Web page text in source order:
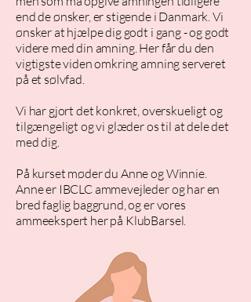
end de ønsker, er stigende i Danmark. Vi
ønsker at hjælpe dig godt i gang - og godt
videre med din amning. Her får du den
vigtigste viden omkring amning serveret
på et sølvfad.
Vi har gjort det konkret, overskueligt og
tilgængeligt og vi glæder os til at dele det
med dig.
På kurset møder du Anne og Winnie.
Anne er IBCLC ammevejleder og har en
bred faglig baggrund, og er vores
ammeekspert her på KlubBarsel.